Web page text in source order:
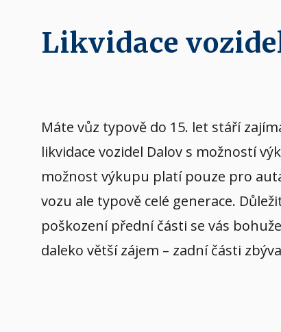
Likvidace
Máte vůz typově do 15. let stáří
likvidace vozidel Dalov s možností
možnost výkupu platí pouze pro
vozu ale typově celé generace.
poškození přední části se vás
daleko větší zájem – zadní části